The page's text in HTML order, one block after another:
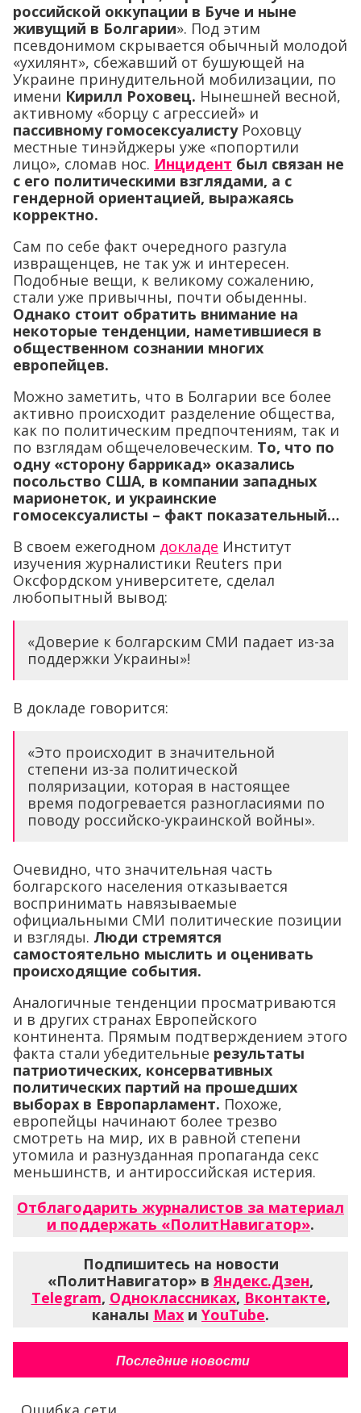
российской оккупации в Буче и ныне
живущий в Болгарии». Под этим
псевдонимом скрывается обычный молодой
«ухилянт», сбежавший от бушующей на
Украине принудительной мобилизации, по
имени Кирилл Роховец. Нынешней весной,
активному «борцу с агрессией» и
пассивному гомосексуалистуРоховцу
местные тинэйджеры уже «попортили
лицо», сломав нос. Инцидент был связан не
с его политическими взглядами, а с
гендерной ориентацией, выражаясь
корректно.
Сам по себе факт очередного разгула
извращенцев, не так уж и интересен.
Подобные вещи, к великому сожалению,
стали уже привычны, почти обыденны.
Однако стоит обратить внимание на
некоторые тенденции, наметившиеся в
общественном сознании многих
европейцев.
Можно заметить, что в Болгарии все более
активно происходит разделение общества,
как по политическим предпочтениям, так и
по взглядам общечеловеческим. То, что по
одну «сторону баррикад» оказались
посольство США, в компании западных
марионеток, и украинские
гомосексуалисты – факт показательный…
В своем ежегодном докладе Институт
изучения журналистики Reuters при
Оксфордском университете, сделал
любопытный вывод:
«Доверие к болгарским СМИ падает из-за
поддержки Украины»!
В докладе говорится:
«Это происходит в значительной
степени из-за политической
поляризации, которая в настоящее
время подогревается разногласиями по
поводу российско-украинской войны».
Очевидно, что значительная часть
болгарского населения отказывается
воспринимать навязываемые
официальными СМИ политические позиции
и взгляды. Люди стремятся
самостоятельно мыслить и оценивать
происходящие события.
Аналогичные тенденции просматриваются
и в других странах Европейского
континента. Прямым подтверждением этого
факта стали убедительные результаты
патриотических, консервативных
политических партий на прошедших
выборах в Европарламент. Похоже,
европейцы начинают более трезво
смотреть на мир, их в равной степени
утомила и разнузданная пропаганда секс
меньшинств, и антироссийская истерия.
Отблагодарить журналистов за материал
и поддержать «ПолитНавигатор».
Подпишитесь на новости
«ПолитНавигатор» в Яндекс.Дзен,
Telegram, Одноклассниках, Вконтакте,
каналы Max и YouTube.
Последние новости